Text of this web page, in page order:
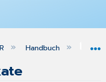
hierarchy
Handbuch